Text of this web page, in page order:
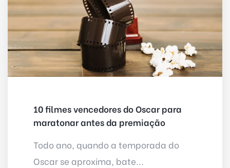
10 filmes vencedores do Oscar para
maratonar antes da premiação
Todo ano, quando a temporada do
Oscar se aproxima, bate...